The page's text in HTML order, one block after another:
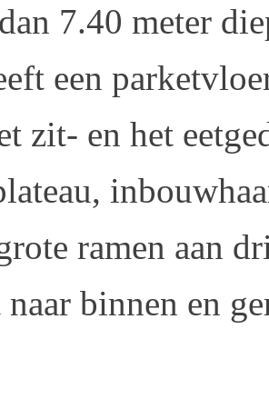
7.40 meter
een
zit- en het
ramen aan
binnen en